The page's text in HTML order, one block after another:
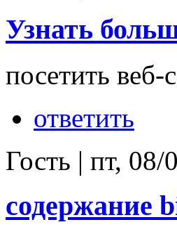
Узнать
посетить веб-
ответить
Гость | пт, 08/
содержание